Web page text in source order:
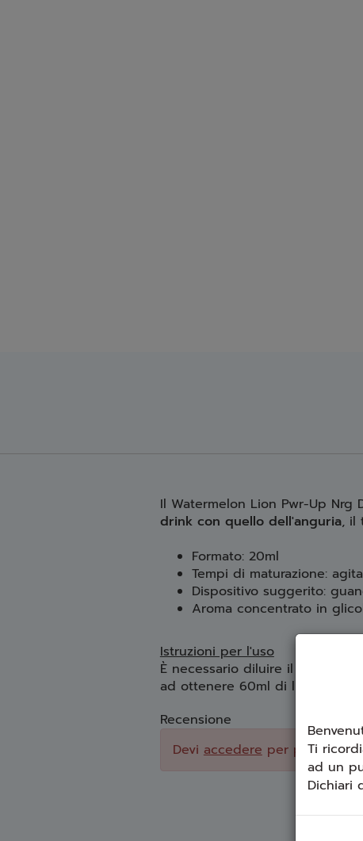
Il Watermelon Lion Pwr-Up
drink con quello dell'anguria, il
Formato: 20ml
Tempi di maturazione:
Dispositivo suggerito:
Aroma concentrato in
Istruzioni per l'uso
È necessario diluire il prodotto
ad ottenere 60ml di liquido.
Recensione
Devi accedereper poter
Ti
ad un
Dichiari